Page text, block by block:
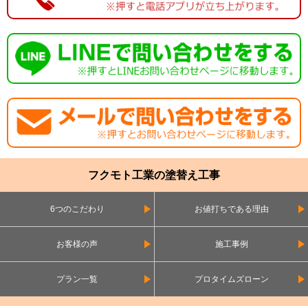
フクモト工業の塗替え工事
6つのこだわり お値打ちである理由
お客様の声 施工事例
プラン一覧 プロタイムズローン